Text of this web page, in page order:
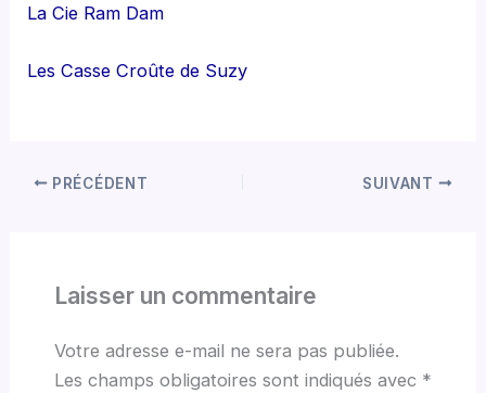
La Cie Ram Dam
Les Casse Croûte de Suzy
PRÉCÉDENT SUIVANT
Laisser un commentaire
Votre adresse e-mail ne sera pas publiée.
Les champs obligatoires sont indiqués avec *